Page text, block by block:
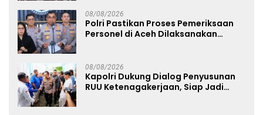
08/08/2026
Polri Pastikan Proses Pemeriksaan
Personel di Aceh Dilaksanakan
08/08/2026
Kapolri Dukung Dialog Penyusunan
RUU Ketenagakerjaan, Siap Jadi